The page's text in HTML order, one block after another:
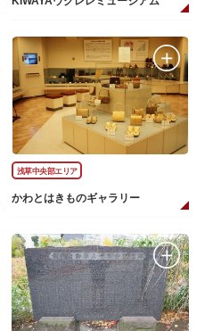
浅草中央部エリア
かわとはきものギャラリー